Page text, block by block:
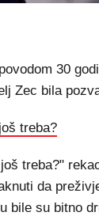
30
Zec bila
treba?
treba?"
da
bile su bitno